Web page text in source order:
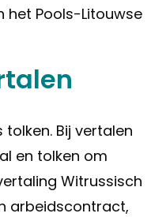
het Pools-Litouwse
Bij vertalen
en tolken om
Witrussisch
arbeidscontract,